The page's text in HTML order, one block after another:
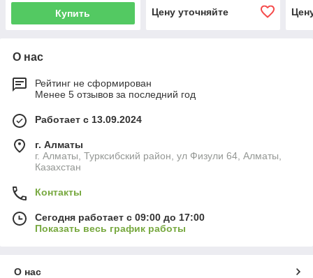
Купить Цену уточняйте
О нас
Рейтинг не сформирован
Менее 5 отзывов за последний год
Работает с 13.09.2024
г. Алматы
г. Алматы, Турксибский район, ул Физули 64, Алматы,
Казахстан
Контакты
Сегодня работает с 09:00 до 17:00
Показать весь график работы
О нас